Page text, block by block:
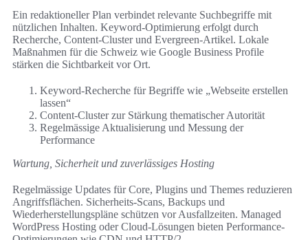
Ein redaktioneller Plan verbindet relevante Suchbegriffe mit
nützlichen Inhalten. Keyword-Optimierung erfolgt durch
Recherche, Content-Cluster und Evergreen-Artikel. Lokale
Maßnahmen für die Schweiz wie Google Business Profile
stärken die Sichtbarkeit vor Ort.
Keyword-Recherche für Begriffe wie „Webseite erstellen
lassen“
Content-Cluster zur Stärkung thematischer Autorität
Regelmässige Aktualisierung und Messung der
Performance
Wartung, Sicherheit und zuverlässiges Hosting
Regelmässige Updates für Core, Plugins und Themes reduzieren
Angriffsflächen. Sicherheits-Scans, Backups und
Wiederherstellungspläne schützen vor Ausfallzeiten. Managed
WordPress Hosting oder Cloud-Lösungen bieten Performance-